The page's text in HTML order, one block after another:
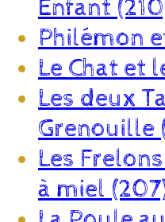
Enfant
Philémon
Le Chat et
Les deux
Grenouille
Les
à miel